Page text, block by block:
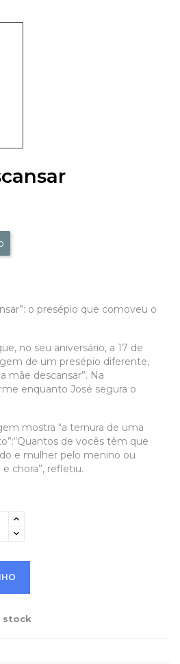
o presépio que comoveu o
no seu aniversário, a 17 de
de um presépio diferente,
mãe descansar”. Na
enquanto José segura o
mostra “a ternura de uma
de vocês têm que
e mulher pelo menino ou
chora”, refletiu.
stock